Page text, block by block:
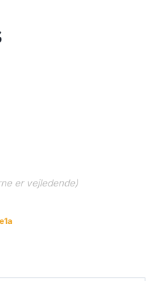
er vejledende)